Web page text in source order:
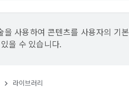
사용하여 콘텐츠를 사용자의 기본
을 수 있습니다.
라이브러리